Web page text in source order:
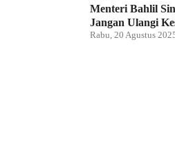
Menteri Bahlil
Jangan Ulangi
Rabu, 20 Agustus